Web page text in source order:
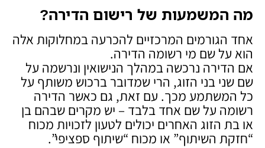
מה המשמעות של רישום הדירה?
אחד הגורמים המרכזיים להכרעה במחלוקות אלה
הוא על שם מי רשומה הדירה.
אם הדירה נרכשה במהלך הנישואין ונרשמה על
שם שני בני הזוג, הרי שמדובר ברכוש משותף על
כל המשתמע מכך. עם זאת, גם כאשר הדירה
רשומה על שם אחד בלבד – יש מקרים שבהם בן
או בת הזוג האחרים יכולים לטעון לזכויות מכוח
“חזקת השיתוף” או מכוח “שיתוף ספציפי”.